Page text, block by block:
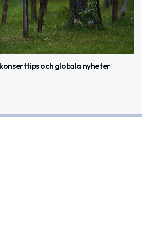
och globala nyheter